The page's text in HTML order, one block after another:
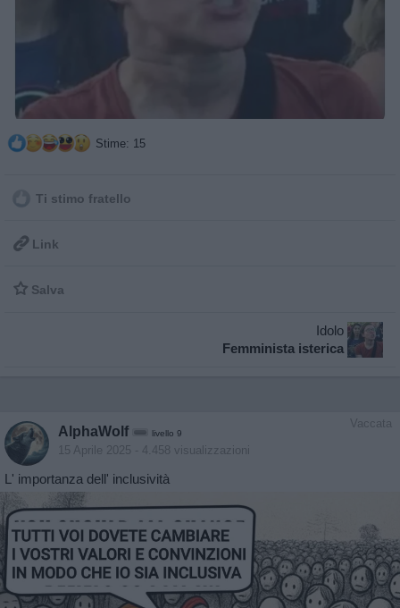
Stime: 15
Ti stimo fratello
 Link
 Salva
Idolo
Femminista isterica
Vaccata
AlphaWolf livello 9
15 Aprile 2025 - 4.458 visualizzazioni
L' importanza dell' inclusività